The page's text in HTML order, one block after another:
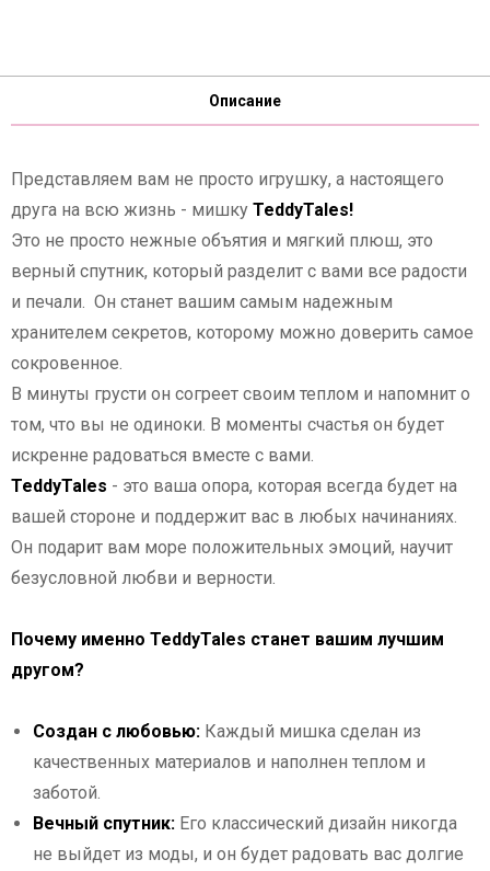
Описание
Представляем вам не просто игрушку, а настоящего
друга на всю жизнь - мишку TeddyTales!
Это не просто нежные объятия и мягкий плюш, это
верный спутник, который разделит с вами все радости
и печали. Он станет вашим самым надежным
хранителем секретов, которому можно доверить самое
сокровенное.
В минуты грусти он согреет своим теплом и напомнит о
том, что вы не одиноки. В моменты счастья он будет
искренне радоваться вместе с вами.
TeddyTales - это ваша опора, которая всегда будет на
вашей стороне и поддержит вас в любых начинаниях.
Он подарит вам море положительных эмоций, научит
безусловной любви и верности.
Почему именно TeddyTales станет вашим лучшим
другом?
Создан с любовью: Каждый мишка сделан из
качественных материалов и наполнен теплом и
заботой.
Вечный спутник: Его классический дизайн никогда
не выйдет из моды, и он будет радовать вас долгие